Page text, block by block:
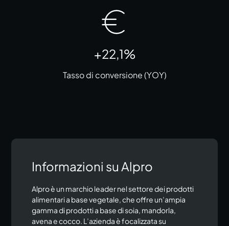
+22,1%
Tasso di conversione (YOY)
Informazioni su Alpro
Alpro è un marchio leader nel settore dei prodotti
alimentari a base vegetale, che offre un’ampia
gamma di prodotti a base di soia, mandorla,
avena e cocco. L’azienda è focalizzata su